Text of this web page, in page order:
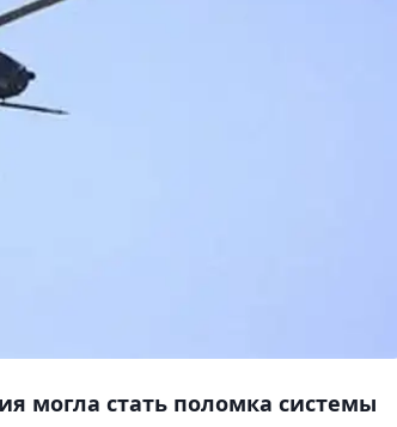
могла стать поломка системы